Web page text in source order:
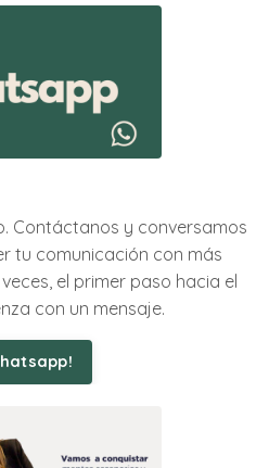
Contáctanos y conversamos
tu comunicación con más
el primer paso hacia el
con un mensaje.